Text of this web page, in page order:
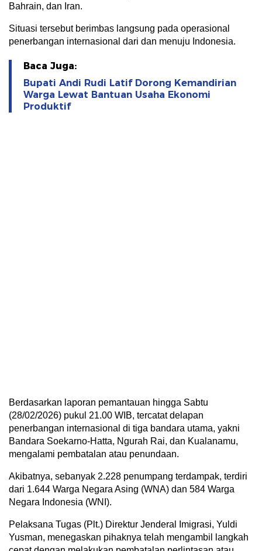
Bahrain, dan Iran.
Situasi tersebut berimbas langsung pada operasional
penerbangan internasional dari dan menuju Indonesia.
Baca Juga:
Bupati Andi Rudi Latif Dorong Kemandirian
Warga Lewat Bantuan Usaha Ekonomi
Produktif
Berdasarkan laporan pemantauan hingga Sabtu
(28/02/2026) pukul 21.00 WIB, tercatat delapan
penerbangan internasional di tiga bandara utama, yakni
Bandara Soekarno-Hatta, Ngurah Rai, dan Kualanamu,
mengalami pembatalan atau penundaan.
Akibatnya, sebanyak 2.228 penumpang terdampak, terdiri
dari 1.644 Warga Negara Asing (WNA) dan 584 Warga
Negara Indonesia (WNI).
Pelaksana Tugas (Plt.) Direktur Jenderal Imigrasi, Yuldi
Yusman, menegaskan pihaknya telah mengambil langkah